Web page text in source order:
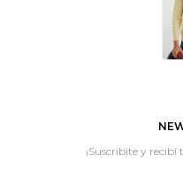
¡Suscribite y recibí